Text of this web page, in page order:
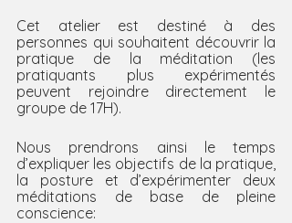
Cet atelier est destiné à des
personnes qui souhaitent découvrir la
pratique de la méditation (les
pratiquants plus expérimentés
peuvent rejoindre directement le
groupe de 17H).
Nous prendrons ainsi le temps
d’expliquer les objectifs de la pratique,
la posture et d’expérimenter deux
méditations de base de pleine
conscience: